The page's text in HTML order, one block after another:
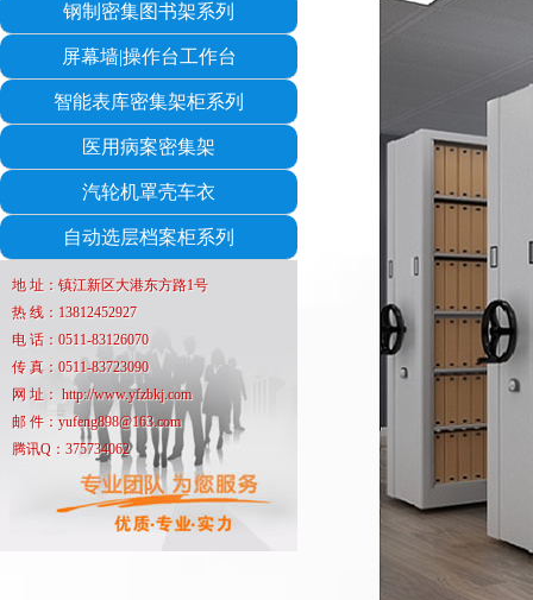
钢制密集图书架系列
屏幕墙|操作台工作台
智能表库密集架柜系列
医用病案密集架
汽轮机罩壳车衣
自动选层档案柜系列
地 址：镇江新区大港东方路1号
热 线：13812452927
电 话：0511-83126070
传 真：0511-83723090
网 址： http://www.yfzbkj.com
邮 件：yufeng898@163.com
腾讯Q：375734062